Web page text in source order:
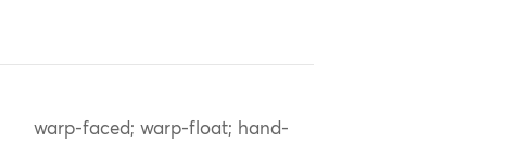
warp-faced; warp-float; hand-